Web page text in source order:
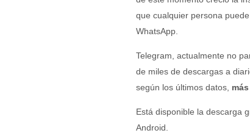
que cualquier persona
WhatsApp.
Telegram, actualmente no
de miles de descargas a
según los últimos datos,
Está disponible la descarga
Android.